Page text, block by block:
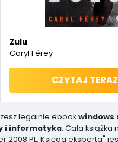
tekst
Zulu
Caryl Férey
CZYTAJ TERAZ
legalnie ebookwindows
i informatyka. Cała
PL. Księga eksperta"